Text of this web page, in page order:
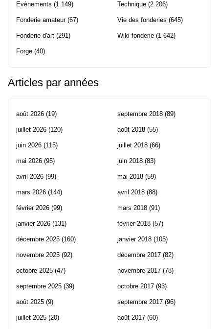
Evènements (1 149)
Fonderie amateur(67)
Fonderie d'art (291)
Forge (40)
Technique (2 206)
Vie des fonderies (645)
Wiki fonderie (1 642)
Articles par années
août 2026 (19)
juillet 2026 (120)
juin 2026 (115)
mai 2026 (95)
avril 2026 (99)
mars 2026 (144)
février 2026 (99)
janvier 2026 (131)
décembre 2025 (160)
novembre 2025 (92)
octobre 2025 (47)
septembre 2025 (39)
août 2025 (9)
juillet 2025 (20)
septembre 2018 (89)
août 2018 (55)
juillet 2018 (66)
juin 2018 (83)
mai 2018 (59)
avril 2018 (88)
mars 2018 (91)
février 2018 (57)
janvier 2018 (105)
décembre 2017 (82)
novembre 2017 (78)
octobre 2017 (93)
septembre 2017 (96)
août 2017 (60)